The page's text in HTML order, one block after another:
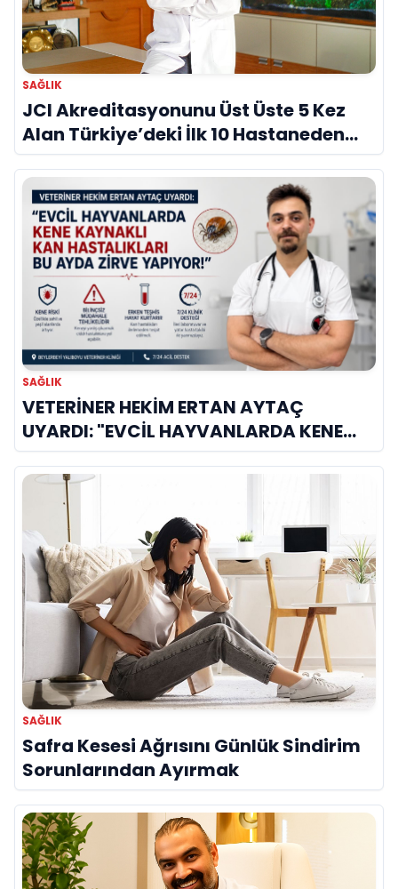
SAĞLIK
JCI Akreditasyonunu Üst Üste 5 Kez
Alan Türkiye’deki İlk 10 Hastaneden
Biri
SAĞLIK
VETERİNER HEKİM ERTAN AYTAÇ
UYARDI: "EVCİL HAYVANLARDA KENE
KAYNAKLI KAN HASTALIKLARI BU AYDA
ZİRVE YAPIYOR!"
SAĞLIK
Safra Kesesi Ağrısını Günlük Sindirim
Sorunlarından Ayırmak